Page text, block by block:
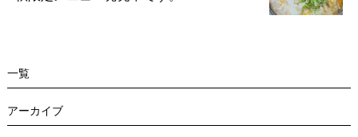
一覧
アーカイブ